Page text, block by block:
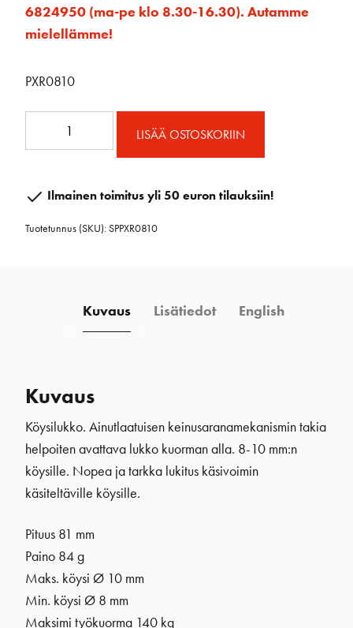
6824950 (ma-pe klo 8.30-16.30). Autamme
mielellämme!
PXR0810
10mm
LISÄÄ OSTOSKORIIN
Ilmainen toimitus yli 50 euron tilauksiin!
Tuotetunnus (SKU):SPPXR0810
Kuvaus Lisätiedot English
Kuvaus
Köysilukko. Ainutlaatuisen keinusaranamekanismin takia
helpoiten avattava lukko kuorman alla. 8-10 mm:n
köysille. Nopea ja tarkka lukitus käsivoimin
käsiteltäville köysille.
Pituus 81 mm
Paino 84 g
Maks. köysi Ø 10 mm
Min. köysi Ø 8 mm
Maksimi työkuorma 140 kg